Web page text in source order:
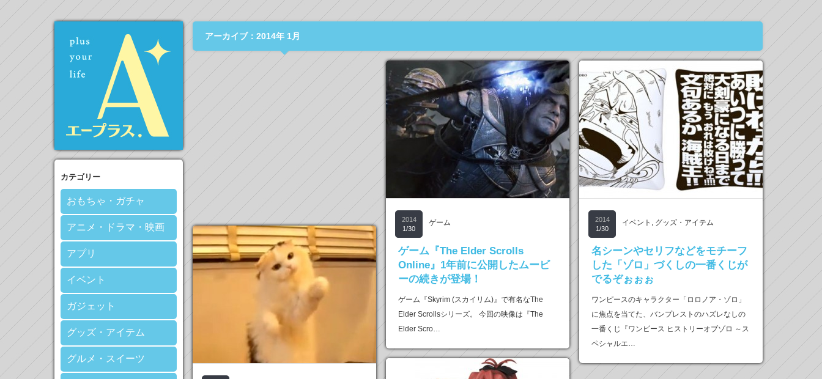
カテゴリー
おもちゃ・ガチャ
アニメ・ドラマ・映画
アプリ
イベント
ガジェット
グッズ・アイテム
グルメ・スイーツ
アーカイブ：2014年 1月
2014
1/30
ゲーム
ゲーム『The Elder Scrolls
Online』1年前に公開したムービ
ーの続きが登場！
ゲーム『Skyrim (スカイリム)』で有名なThe
Elder Scrollsシリーズ。 今回の映像は『The
Elder Scro…
2014
1/30
イベント , グッズ・アイテム
名シーンやセリフなどをモチーフ
した「ゾロ」づくしの一番くじが
でるぞぉぉぉ
ワンピースのキャラクター「ロロノア・ゾロ」
に焦点を当てた、バンプレストのハズレなしの
一番くじ『ワンピース ヒストリーオブゾロ ～ス
ペシャルエ…